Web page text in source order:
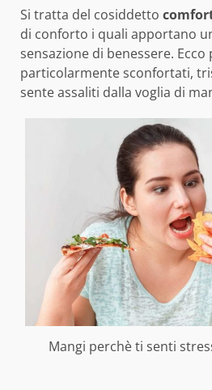
Si tratta del cosiddetto
di conforto i quali apportano
sensazione di benessere.
particolarmente sconfortati,
sente assaliti dalla voglia di
Mangi perchè ti senti